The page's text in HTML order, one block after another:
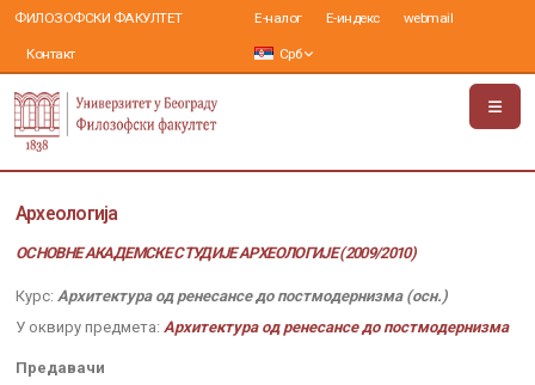
ФИЛОЗОФСКИ ФАКУЛТЕТ
Контакт
Е-налог Е-индекс webmail
Срб
Археологија
ОСНОВНЕ АКАДЕМСКЕ СТУДИЈЕ АРХЕОЛОГИЈЕ (2009/2010)
Курс: Архитектура од ренесансе до постмодернизма (осн.)
У оквиру предмета: Архитектура од ренесансе до постмодернизма
Предавачи